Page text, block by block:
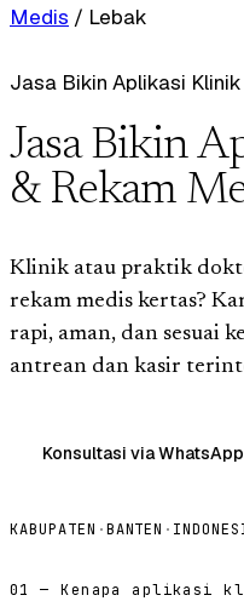
Medis / Lebak
Jasa Bikin Aplikasi
Jasa Bikin
& Rekam
Klinik atau praktik
rekam medis kertas?
rapi, aman, dan sesuai
antrean dan kasir
Konsultasi via WhatsApp
KABUPATEN ·BANTEN ·
01 — Kenapa aplikasi